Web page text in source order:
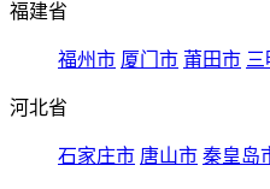
福建省
福州市 厦门市 莆田市
河北省
石家庄市 唐山市 秦皇岛